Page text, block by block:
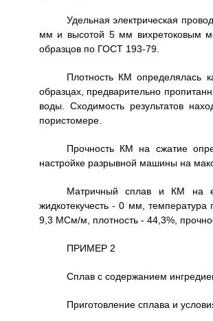
Удельная электрическая
мм и высотой 5 мм вихретоковым
образцов по ГОСТ 193-79.
Плотность КМ определялась
образцах, предварительно
воды. Сходимость результатов
пористомере.
Прочность КМ на сжатие
настройке разрывной машины на
Матричный сплав и КМ на
жидкотекучесть - 0 мм,
9,3 МСм/м, плотность - 44,3%,
ПРИМЕР 2
Сплав с содержанием
Приготовление сплава и